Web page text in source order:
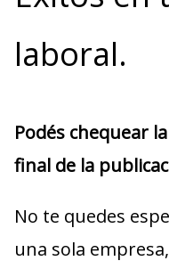
laboral.
Podés chequear
final de la
No te quedes
una sola empresa,